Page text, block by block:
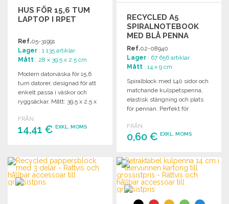
HUS FÖR 15,6 TUM
LAPTOP I RPET
Ref.05-31991
Lager : 1 135 artiklar
Mått : 28 x 39.5 x 2.5 cm
Modern datorväska för 15,6
tum datorer, designad för att
enkelt passa i väskor och
ryggsäckar. Mått: 39,5 x 2,5 x
FRÅN
14,41 € EXKL. MOMS
Begär offert
RECYCLED A5
SPIRALNOTEBOOK
MED BLÅ PENNA
Ref.02-08940
Lager : 67 656 artiklar
Mått : 14 x 9 cm
Spiralblock med 140 sidor och
matchande kulspetspenna,
elastisk stängning och plats
för pennan. Perfekt för
FRÅN
0,60 €EXKL. MOMS
BESTÄLL
Begär offert